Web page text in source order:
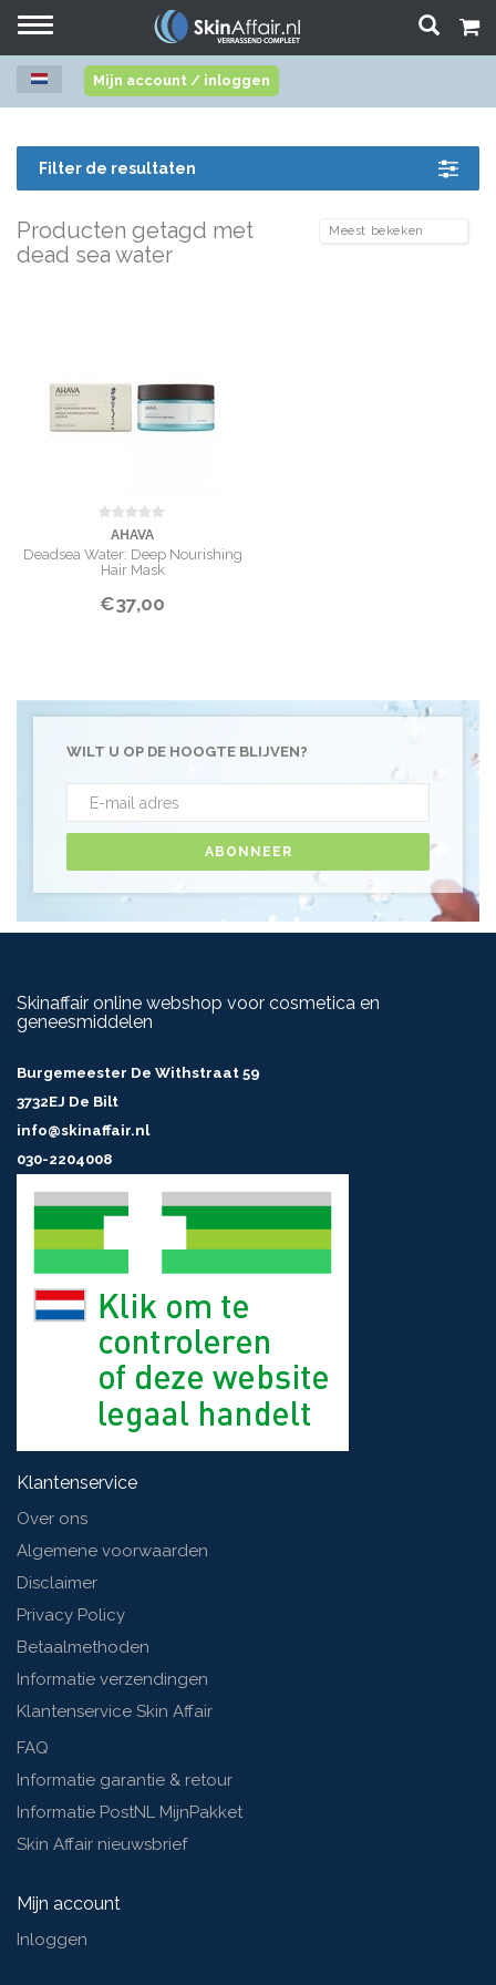
Toggle
Mijn account / inloggen
Filter de resultaten
Producten getagd met
dead sea water
AHAVA
Deadsea Water: Deep Nourishing
Hair Mask
€37,00
WILT U OP DE HOOGTE BLIJVEN?
ABONNEER
Skinaffair online webshop voor cosmetica en
geneesmiddelen
Burgemeester De Withstraat 59
3732EJ De Bilt
info@skinaffair.nl
030-2204008
Klantenservice
Over ons
Algemene voorwaarden
Disclaimer
Privacy Policy
Betaalmethoden
Informatie verzendingen
Klantenservice Skin Affair
FAQ
Informatie garantie & retour
Informatie PostNL MijnPakket
Skin Affair nieuwsbrief
Mijn account
Inloggen